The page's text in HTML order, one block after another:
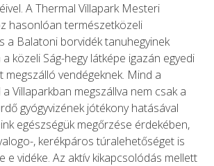
A Thermal Villapark Mesteri
hasonlóan természetközeli
a Balatoni borvidék tanuhegyinek
közeli Ság-hegy látképe igazán egyedi
megszálló vendégeknek. Mind a
Villaparkban megszállva nem csak a
gyógyvizének jótékony hatásával
egészségük megőrzése érdekében,
, kerékpáros túralehetőséget is
e vidéke. Az aktív kikapcsolódás mellett